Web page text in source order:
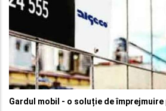
Gardul mobil - o soluție de